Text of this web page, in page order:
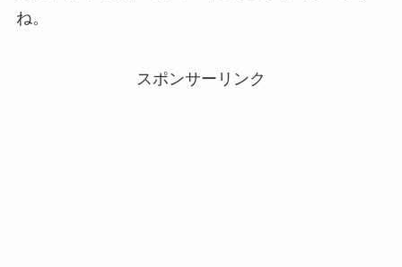
ね。
スポンサーリンク